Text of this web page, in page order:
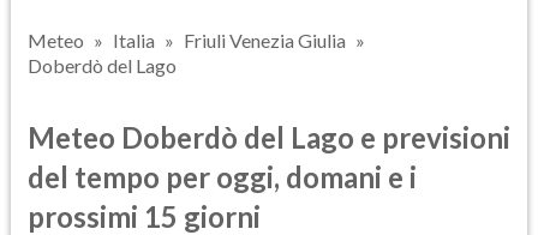
Meteo Italia
Friuli Venezia Giulia
Doberdò del Lago
Meteo Doberdò del Lago e previsioni
del tempo per oggi, domani e i
prossimi 15 giorni